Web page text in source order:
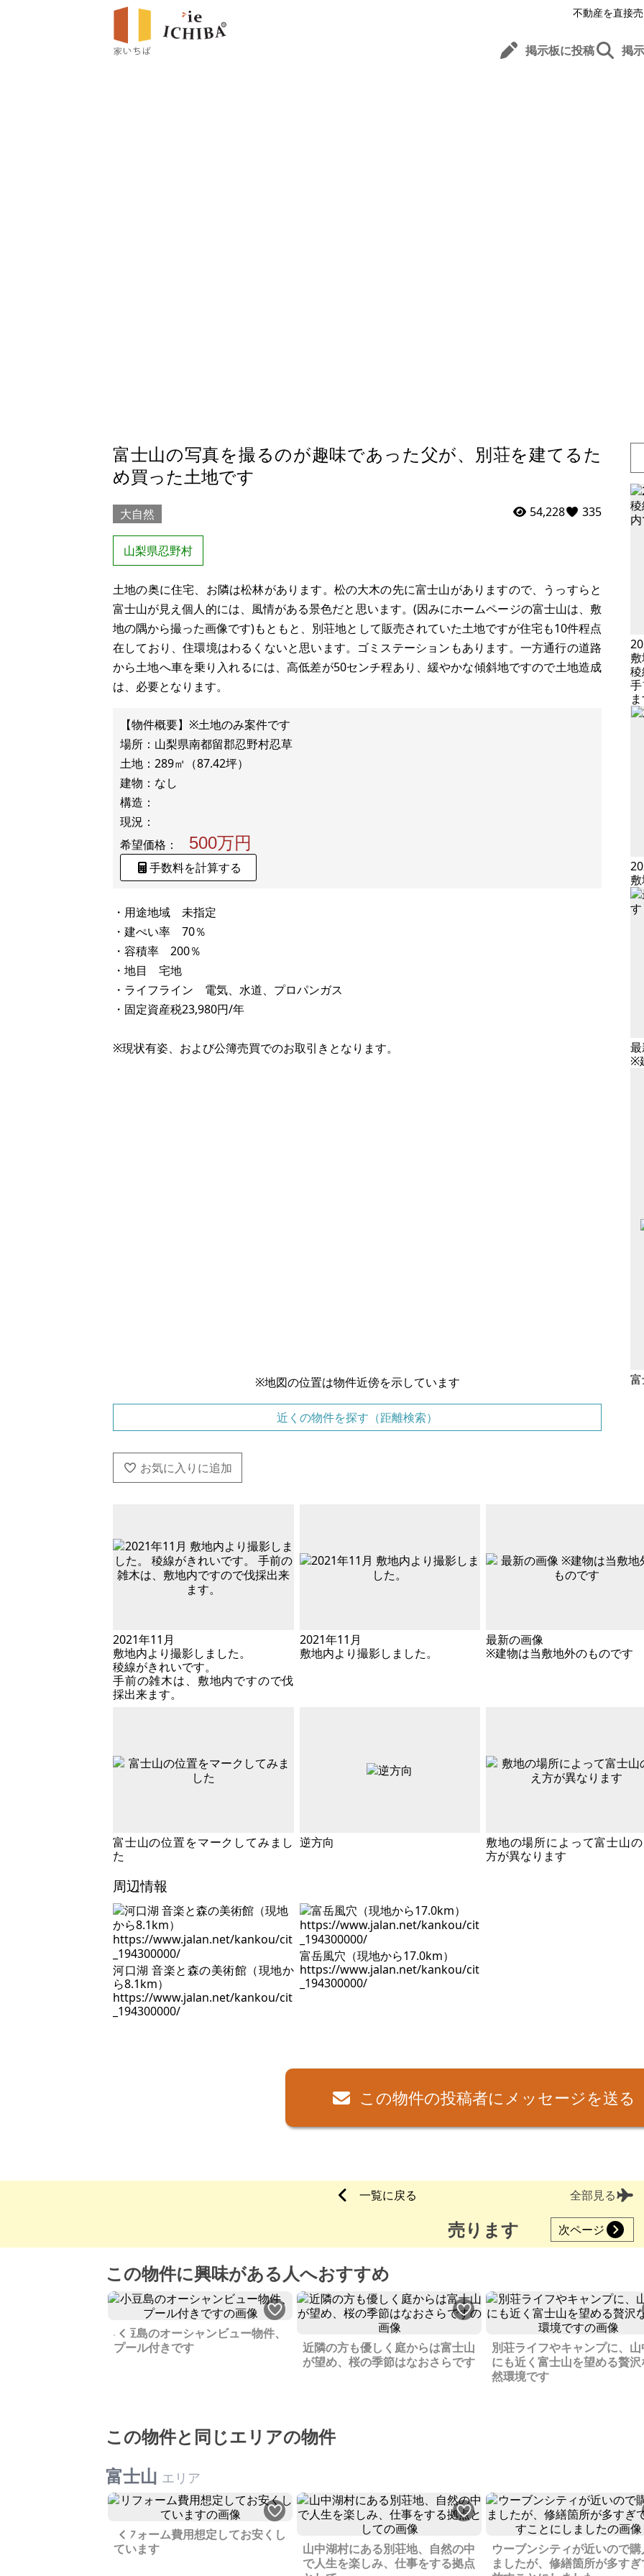
不動産を直接
掲示板に投稿 掲
富士山の写真を撮るのが趣味であった父が、別荘を建てるた
め買った土地です
大自然
山梨県忍野村
54,228 335
土地の奥に住宅、お隣は松林があります。松の大木の先に富士山がありますので、うっすらと
富士山が見え個人的には、風情がある景色だと思います。(因みにホームページの富士山は、敷
地の隅から撮った画像です)もともと、別荘地として販売されていた土地ですが住宅も10件程点
在しており、住環境はわるくないと思います。ゴミステーションもあります。一方通行の道路
から土地へ車を乗り入れるには、高低差が50センチ程あり、緩やかな傾斜地ですので土地造成
は、必要となります。
【物件概要】※土地のみ案件です
場所：山梨県南都留郡忍野村忍草
土地：289㎡（87.42坪）
建物：なし
構造：
希望価格：
500万円
手数料を計算する
・用途地域 未指定
・建ぺい率 70％
・容積率 200％
・地目 宅地
・ライフライン 電気、水道、プロパンガス
・固定資産税23,980円/年
※現状有姿、および公簿売買でのお取引きとなります。
※地図の位置は物件近傍を示しています
近くの物件を探す（距離検索）
※
2021年11月
敷地内より撮影しました。
稜線がきれいです。
手前の雑木は、敷地内ですので伐
採出来ます。
2021年11月
敷地内より撮影しました。
最新の画像
※建物は当敷地外のものです
富士山の位置をマークしてみまし
た
逆方向
敷地の場所によって富士山
方が異なります
周辺情報
河口湖 音楽と森の美術館（現地か
ら8.1km）
https://www.jalan.net/kankou/cit
_194300000/
富岳風穴（現地から17.0km）
https://www.jalan.net/kankou/cit
_194300000/
この物件の投稿者にメッセージを送る
一覧に戻る 全部見る
売ります 次ページ
この物件に興味がある人へおすすめ
Previous
小豆島のオーシャンビュー物件、
プール付きです
近隣の方も優しく庭からは富士山
が望め、桜の季節はなおさらです
別荘ライフやキャンプに、
にも近く富士山を望める贅
然環境です
この物件と同じエリアの物件
富士山 エリア
Previous
リフォーム費用想定してお安くし
ています
山中湖村にある別荘地、自然の中
で人生を楽しみ、仕事をする拠点
ウーブンシティが近いので
ましたが、修繕箇所が多す